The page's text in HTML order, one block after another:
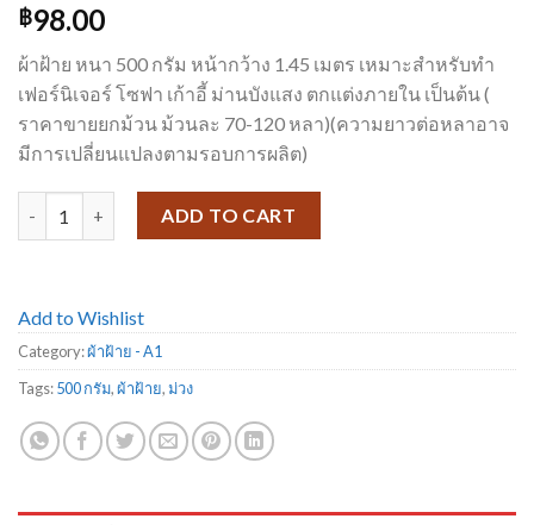
฿98.00
ผ้าฝ้าย หนา 500 กรัม หน้ากว้าง 1.45 เมตร เหมาะสำหรับทำ
เฟอร์นิเจอร์ โซฟา เก้าอี้ ม่านบังแสง ตกแต่งภายใน เป็นต้น (
ราคาขายยกม้วน ม้วนละ 70-120 หลา)(ความยาวต่อหลาอาจ
มีการเปลี่ยนแปลงตามรอบการผลิต)
ผ้าฝ้าย A1 - 18 quantityADD TO CART
Add to Wishlist
Category:ผ้าฝ้าย - A1
Tags:500 กรัม,ผ้าฝ้าย,ม่วง